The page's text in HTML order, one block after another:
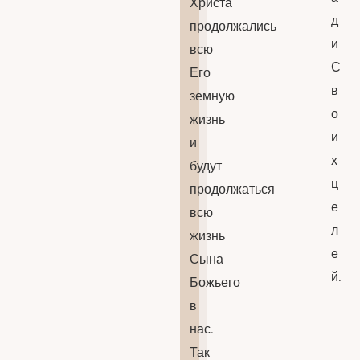
продолжались
всю
Его
земную
жизнь
и
будут
продолжаться
всю
жизнь
Сына
Божьего
в
нас.
Так
д
и
С
в
о
и
х
ц
е
л
е
й.